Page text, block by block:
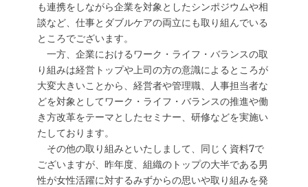
も連携をしながら企業を対象としたシンポジウムや相
談など、仕事とダブルケアの両立にも取り組んでいる
ところでございます。
一方、企業におけるワーク・ライフ・バランスの取
り組みは経営トップや上司の方の意識によるところが
大変大きいことから、経営者や管理職、人事担当者な
どを対象としてワーク・ライフ・バランスの推進や働
き方改革をテーマとしたセミナー、研修などを実施い
たしております。
その他の取り組みといたしまして、同じく資料7で
ございますが、昨年度、組織のトップの大半である男
性が女性活躍に対するみずからの思いや取り組みを発